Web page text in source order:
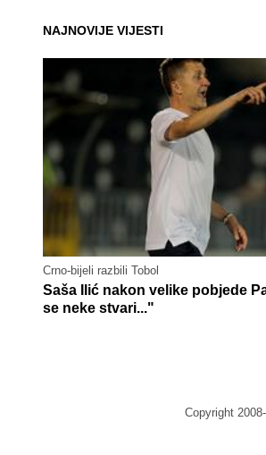
NAJNOVIJE VIJESTI
Crno-bijeli razbili Tobol
Saša Ilić nakon velike pobjede
se neke stvari..."
Copyright